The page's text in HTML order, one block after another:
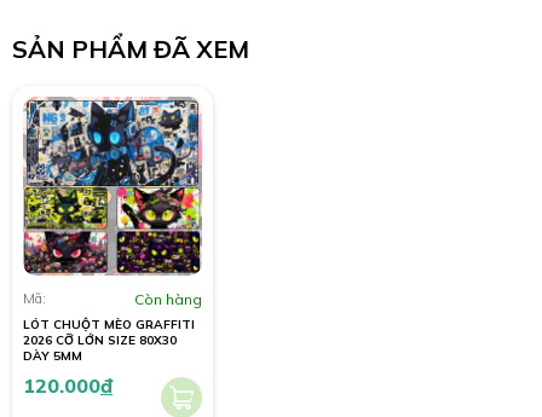
SẢN PHẨM ĐÃ XEM
Mã: Còn hàng
LÓT CHUỘT MÈO GRAFFITI
2026 CỠ LỚN SIZE 80X30
DÀY 5MM
120.000đ